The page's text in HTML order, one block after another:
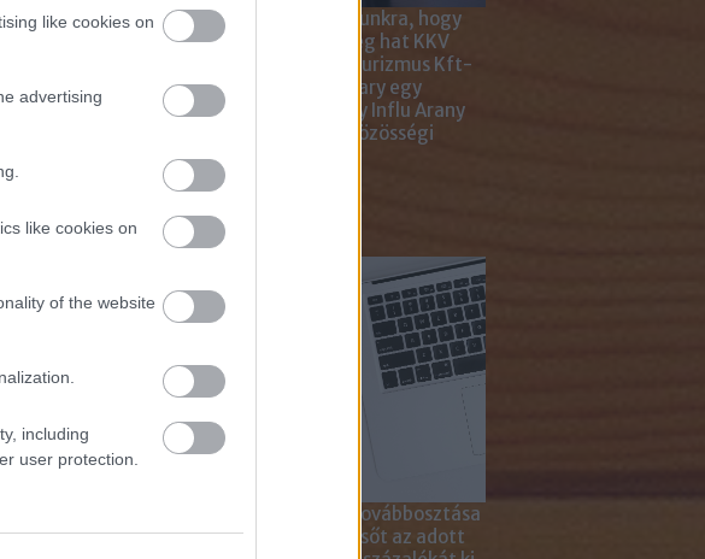
like cookies on
advertising
like cookies on
of the website
including
user protection.
a
Nagy megtiszteltetés számunkra, hogy
Magyar Marketing Szövetség hat KKV
Marketing Gyémánt Díjjal, Turizmus Kft-
től 5 díjjal, az Internet Hungary egy
fődíjjal, a KREATÍV pedig egy Influ Arany
díjjal tüntette ki cégünket közösségi
média kampányaiért.
Így használd cikkeinket...
Az anyagok linkkel történő továbbosztása
természetesen lehetséges, sőt az adott